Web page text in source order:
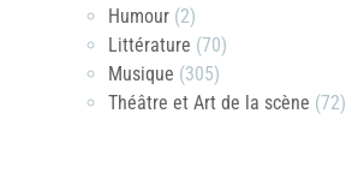
Humour (2)
Littérature (70)
Musique (305)
Théâtre et Art de la scène (72)